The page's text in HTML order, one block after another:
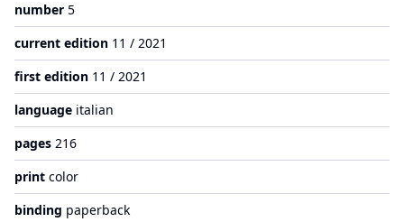
number 5
current edition 11 / 2021
first edition 11 / 2021
language italian
pages 216
print color
binding paperback